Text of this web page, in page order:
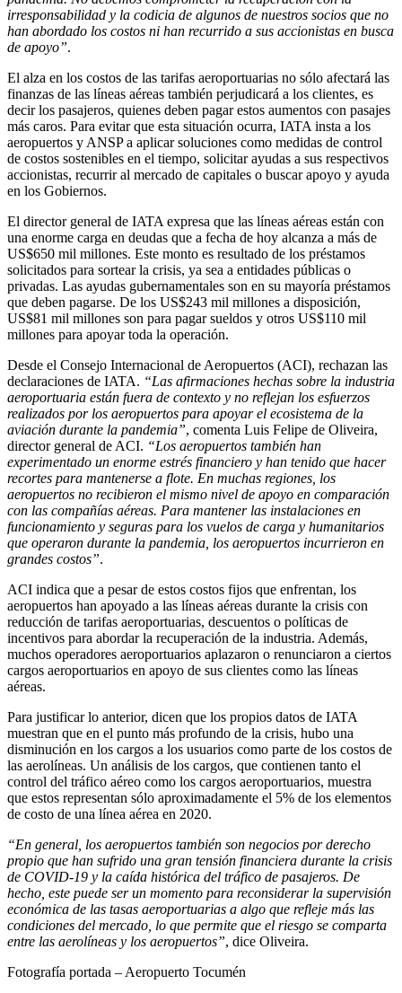
irresponsabilidad y la codicia de algunos de nuestros socios que no
han abordado los costos ni han recurrido a sus accionistas en busca
de apoyo”.
El alza en los costos de las tarifas aeroportuarias no sólo afectará las
finanzas de las líneas aéreas también perjudicará a los clientes, es
decir los pasajeros, quienes deben pagar estos aumentos con pasajes
más caros. Para evitar que esta situación ocurra, IATA insta a los
aeropuertos y ANSP a aplicar soluciones como medidas de control
de costos sostenibles en el tiempo, solicitar ayudas a sus respectivos
accionistas, recurrir al mercado de capitales o buscar apoyo y ayuda
en los Gobiernos.
El director general de IATA expresa que las líneas aéreas están con
una enorme carga en deudas que a fecha de hoy alcanza a más de
US$650 mil millones. Este monto es resultado de los préstamos
solicitados para sortear la crisis, ya sea a entidades públicas o
privadas. Las ayudas gubernamentales son en su mayoría préstamos
que deben pagarse. De los US$243 mil millones a disposición,
US$81 mil millones son para pagar sueldos y otros US$110 mil
millones para apoyar toda la operación.
Desde el Consejo Internacional de Aeropuertos (ACI), rechazan las
declaraciones de IATA. “Las afirmaciones hechas sobre la industria
aeroportuaria están fuera de contexto y no reflejan los esfuerzos
realizados por los aeropuertos para apoyar el ecosistema de la
aviación durante la pandemia”, comenta Luis Felipe de Oliveira,
director general de ACI. “Los aeropuertos también han
experimentado un enorme estrés financiero y han tenido que hacer
recortes para mantenerse a flote. En muchas regiones, los
aeropuertos no recibieron el mismo nivel de apoyo en comparación
con las compañías aéreas. Para mantener las instalaciones en
funcionamiento y seguras para los vuelos de carga y humanitarios
que operaron durante la pandemia, los aeropuertos incurrieron en
grandes costos”.
ACI indica que a pesar de estos costos fijos que enfrentan, los
aeropuertos han apoyado a las líneas aéreas durante la crisis con
reducción de tarifas aeroportuarias, descuentos o políticas de
incentivos para abordar la recuperación de la industria. Además,
muchos operadores aeroportuarios aplazaron o renunciaron a ciertos
cargos aeroportuarios en apoyo de sus clientes como las líneas
aéreas.
Para justificar lo anterior, dicen que los propios datos de IATA
muestran que en el punto más profundo de la crisis, hubo una
disminución en los cargos a los usuarios como parte de los costos de
las aerolíneas. Un análisis de los cargos, que contienen tanto el
control del tráfico aéreo como los cargos aeroportuarios, muestra
que estos representan sólo aproximadamente el 5% de los elementos
de costo de una línea aérea en 2020.
“En general, los aeropuertos también son negocios por derecho
propio que han sufrido una gran tensión financiera durante la crisis
de COVID-19 y la caída histórica del tráfico de pasajeros. De
hecho, este puede ser un momento para reconsiderar la supervisión
económica de las tasas aeroportuarias a algo que refleje más las
condiciones del mercado, lo que permite que el riesgo se comparta
entre las aerolíneas y los aeropuertos”, dice Oliveira.
Fotografía portada – Aeropuerto Tocumén